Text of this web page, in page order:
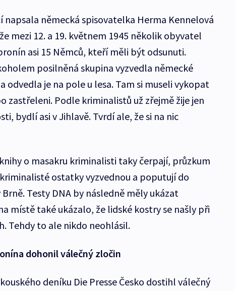
německá spisovatelka Herma Kennelová
mezi 12. a 19. květnem 1945 několik obyvatel
asi 15 Němců, kteří měli být odsunuti.
posilněná skupina vyzvedla německé
odvedla je na pole u lesa. Tam si museli vykopat
zastřeleni. Podle kriminalistů už zřejmě žije jen
bydlí asi v Jihlavě. Tvrdí ale, že si na nic
o masakru kriminalisti taky čerpají, průzkum
ostatky vyzvednou a poputují do
Testy DNA by následně měly ukázat
místě také ukázalo, že lidské kostry se našly při
Tehdy to ale nikdo neohlásil.
dohonil válečný zločin
deníku Die Presse Česko dostihl válečný